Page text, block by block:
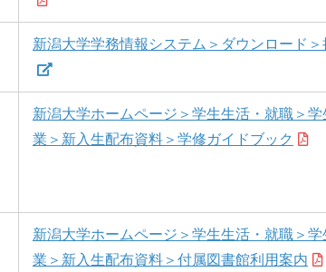
新潟大学学務情報システム＞ダウンロード＞
新潟大学ホームページ＞学生生活・就職＞学
業＞新入生配布資料＞学修ガイドブック
新潟大学ホームページ＞学生生活・就職＞学
業＞新入生配布資料＞付属図書館利用案内